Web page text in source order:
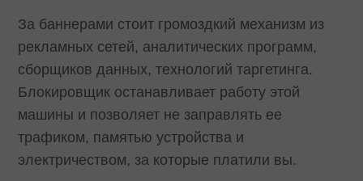
За баннерами стоит громоздкий механизм из
рекламных сетей, аналитических программ,
сборщиков данных, технологий таргетинга.
Блокировщик останавливает работу этой
машины и позволяет не заправлять ее
трафиком, памятью устройства и
электричеством, за которые платили вы.